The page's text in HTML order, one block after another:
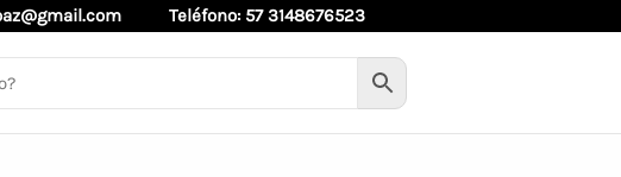
Teléfono: 57 3148676523